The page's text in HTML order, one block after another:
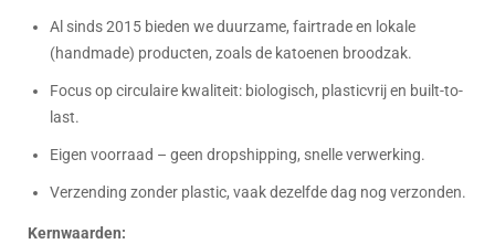
Al sinds 2015 bieden we duurzame, fairtrade en lokale
(handmade) producten, zoals de katoenen broodzak.
Focus op circulaire kwaliteit: biologisch, plasticvrij en built-to-
last.
Eigen voorraad – geen dropshipping, snelle verwerking.
Verzending zonder plastic, vaak dezelfde dag nog verzonden.
Kernwaarden: